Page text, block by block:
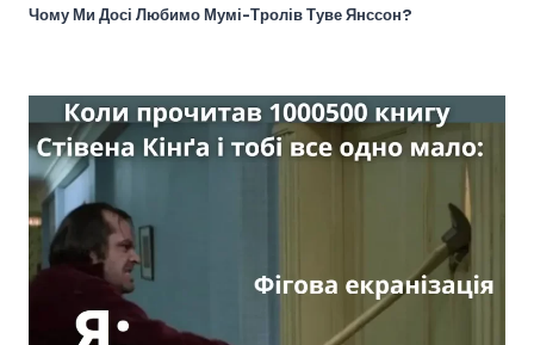
Чому Ми Досі Любимо Мумі-Тролів Туве Янссон?